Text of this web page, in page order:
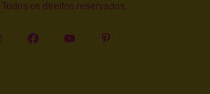
os direitos reservados.